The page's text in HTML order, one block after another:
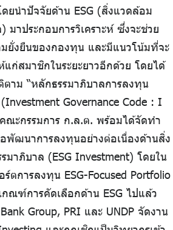
ยนำปัจจัยด้าน ESG (สิ่งแวดล้อม
มาประกอบการวิเคราะห์ ซึ่งจะช่วย
มยั่งยืนของกองทุน และมีแนวโน้มที่จะ
ก่สมาชิกในระยะยาวอีกด้วย โดยได้
ตาม “หลักธรรมาภิบาลการลงทุน
Governance Code : I
ณะกรรมการ ก.ล.ต. พร้อมได้จัดทำ
พัฒนาการลงทุนอย่างต่อเนื่องด้านสิ่ง
มาภิบาล (ESG Investment) โดยใน
ตการลงทุน ESG-Focused Portfolio
ณฑ์การคัดเลือกด้าน ESG ไปแล้ว
Group, PRI และ UNDP จัดงาน